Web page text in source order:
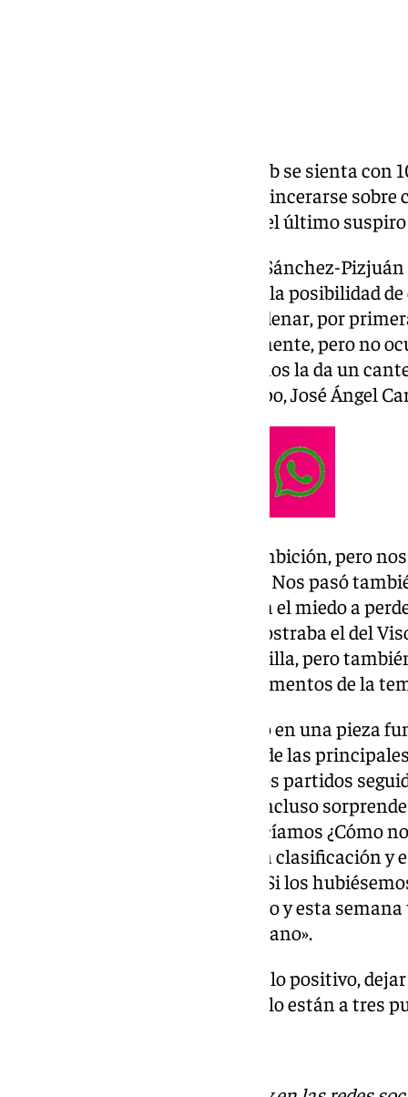
El defensa del Sevilla Fútbol Club se sienta con
temporada de los de Nervión y sincerarse
del empate ante el Mallorca en el último
El último empate en el Ramón Sánchez-
FC. Vieron muy cerca el triunfo, la posibilidad
los puestos europeos y de encadenar, por
partidos ganados consecutivamente, pero no
pasó al equipo?, y la respuesta nos la da un
pasa, tiene más peso en el equipo, José Ángel
«Somos un equipo joven, con ambición, pero
los últimos minutos de partido. Nos pasó
tienes el resultado de cara y, con el miedo a
perdiendo». Así de sincero se mostraba el del
juventud y el ímpetu de la plantilla, pero
que ha penalizado en varios momentos de la
El zaguero, que se ha convertido en una pieza
Pimienta, también abordó una de las
no haber sido capaz de ganar dos partidos
deslizando que es un dato que incluso
hablábamos en el vestuario, decíamos ¿Cómo
seguidos? pero después miras la clasificación
mal no lo estaremos haciendo. Si los
Hay que quedarse con lo positivo y esta
oportunidad ante el Rayo Vallecano».
Carmona prefiere quedarse con lo positivo,
pensar en que los de Nervión sólo están a tres